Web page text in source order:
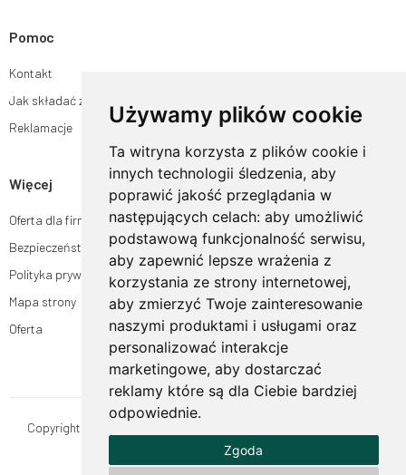
Używamy plików cookie
Ta witryna korzysta z plików cookie i
innych technologii śledzenia, aby
poprawić jakość przeglądania w
następujących celach: aby umożliwić
podstawową funkcjonalność serwisu,
aby zapewnić lepsze wrażenia z
korzystania ze strony internetowej,
aby zmierzyć Twoje zainteresowanie
naszymi produktami i usługami oraz
personalizować interakcje
marketingowe, aby dostarczać
reklamy które są dla Ciebie bardziej
odpowiednie.
Zgoda
Pomoc
Kontakt
Jak składać zamówienia w sklepie ogrodyhildegardy.pl?
Reklamacje
Więcej
Oferta dla firm
Bezpieczeństwo płatności
Polityka prywatności
Mapa strony
Oferta
Copyright © OgrodyHildegardy.pl. Wszystkie prawa zastrzeżone.
MOUTON interactive